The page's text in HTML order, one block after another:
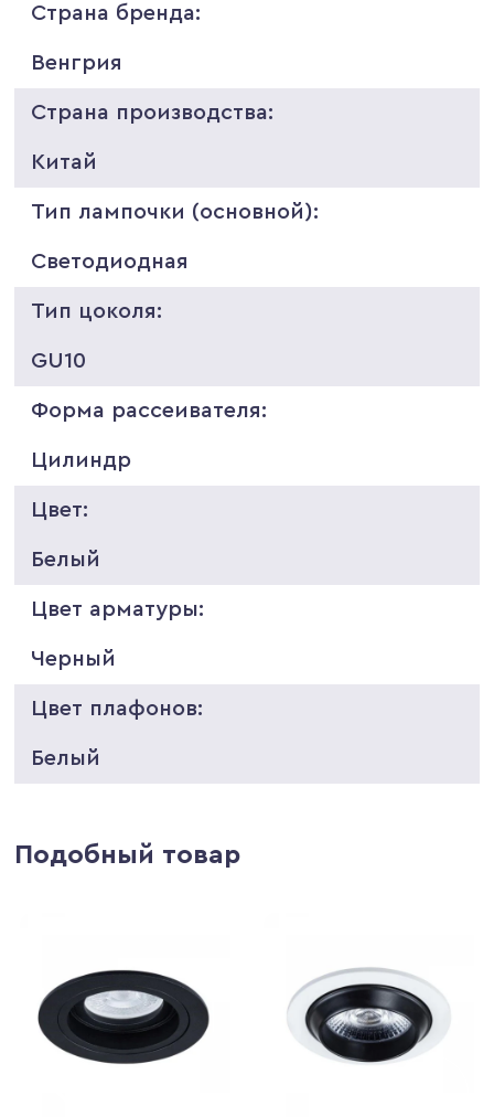
Страна бренда:
Венгрия
Страна производства:
Китай
Тип лампочки (основной):
Светодиодная
Тип цоколя:
GU10
Форма рассеивателя:
Цилиндр
Цвет:
Белый
Цвет арматуры:
Черный
Цвет плафонов:
Белый
Подобный товар